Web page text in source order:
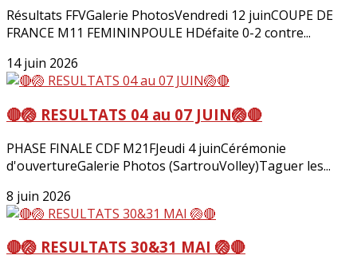
Résultats FFVGalerie PhotosVendredi 12 juinCOUPE DE
FRANCE M11 FEMININPOULE HDéfaite 0-2 contre...
14 juin 2026
🔴🏐 RESULTATS 04 au 07 JUIN🏐🔴
PHASE FINALE CDF M21FJeudi 4 juinCérémonie
d'ouvertureGalerie Photos (SartrouVolley)Taguer les...
8 juin 2026
🔴🏐 RESULTATS 30&31 MAI 🏐🔴